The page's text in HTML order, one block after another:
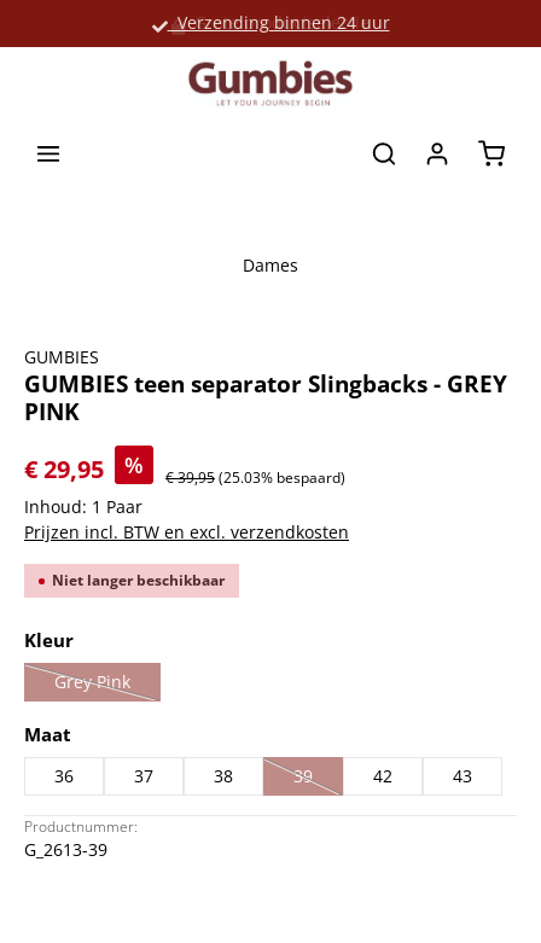
Verzending binnen 24 uur
Grote productselectie
Dames
GUMBIES
GUMBIES teen separator Slingbacks - GREY
PINK
€ 29,95
% € 39,95(25.03% bespaard)
Inhoud: 1 Paar
Prijzen incl. BTW en excl. verzendkosten
Niet langer beschikbaar
Selecteer
Kleur
Grey Pink
(Deze optie is momenteel niet beschikbaar.)
Selecteer
Maat
36 37 38 39
(Deze optie is momenteel niet
42 43
Productnummer:
G_2613-39